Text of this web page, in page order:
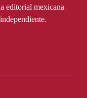
editorial mexicana